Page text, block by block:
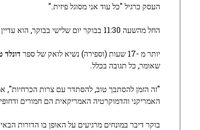
העסק כרגיל "כל עוד אני מסוגל פיזית."
החל מהשעה 11:30 בבוקר יום שלישי בבוקר, הוא עדיין הלך.
יותר מ -17 שעות (וספירה) נשיא לואק של ספר
שאומר, כל תגובה בכלל.
"זה הזמן להסתבך טוב, להסתדר עם צרות הכרחיות",
האמריקני והדמוקרטיה האמריקאית הם חמורים
בוקר דיבר במונחים מרגיעים על האופן בו הדורות